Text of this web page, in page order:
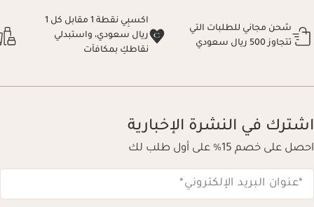
شحن مجاني للطلبات التي
تتجاوز 500 ريال سعودي
اكسبِي نقطة 1 مقابل كل 1
ريال سعودي، واستبدلي
نقاطكِ بمكافآت
اشترك في النشرة الإخبارية
احصل على خصم 15% على أول طلب لك
*عنوان البريد الإلكتروني*